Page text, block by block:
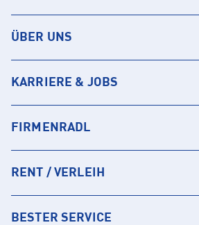
ÜBER UNS
KARRIERE & JOBS
FIRMENRADL
RENT / VERLEIH
BESTER SERVICE